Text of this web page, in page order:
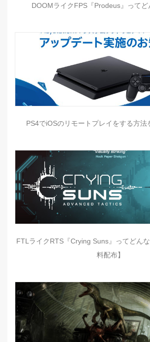
DOOMライクFPS『Prodeus』ってど
PS4でiOSのリモートプレイをする方法
FTLライクRTS『Crying Suns』ってどん
料配布】